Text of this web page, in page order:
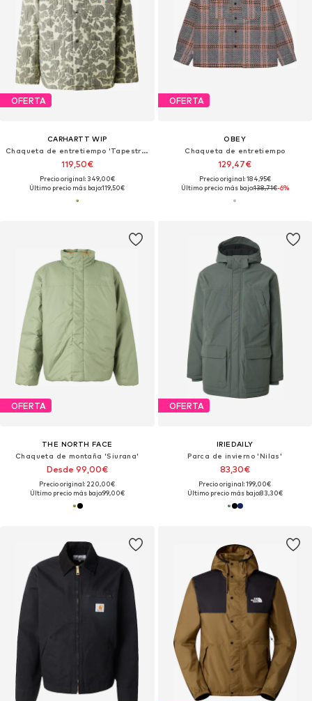
OFERTA
CARHARTT WIP
Chaqueta de entretiempo 'Tapestry Chore'
119,50€
Precio original: 349,00€
Último precio más bajo:119,50€
OFERTA
OBEY
Chaqueta de entretiempo
129,47€
Precio original: 184,95€
Último precio más bajo:138,71€-6%
OFERTA
THE NORTH FACE
Chaqueta de montaña 'Siurana'
Desde 99,00€
Precio original: 220,00€
Último precio más bajo:99,00€
OFERTA
IRIEDAILY
Parca de invierno 'Nilas'
83,30€
Precio original: 199,00€
Último precio más bajo:83,30€